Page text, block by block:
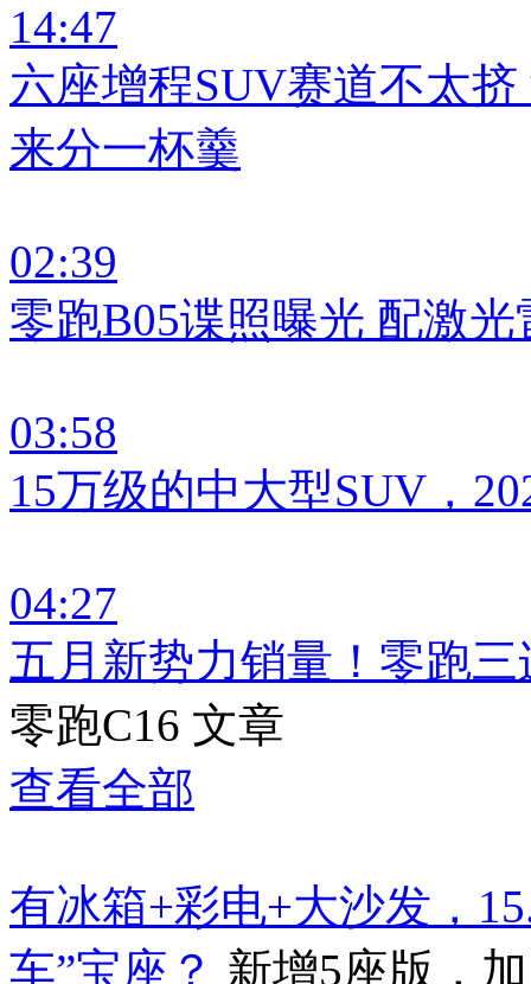
14:47
六座增程SUV赛道不太
来分一杯羹
02:39
零跑B05谍照曝光 配激光
03:58
15万级的中大型SUV，
04:27
五月新势力销量！零跑三
零跑C16 文章
查看全部
有冰箱+彩电+大沙发，
车”宝座？ 新增5座版，